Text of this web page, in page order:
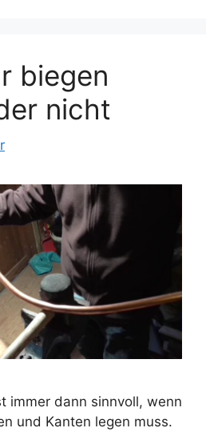
biegen
nicht
immer dann sinnvoll, wenn
und Kanten legen muss.